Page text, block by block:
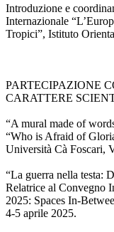
Introduzione e
Internazionale
Tropici”, Istituto
PARTECIPAZIONE
CARATTERE
“A mural made of
“Who is Afraid of
Università Cà Foscari,
“La guerra nella testa:
Relatrice al Convegno
2025: Spaces In-
4-5 aprile 2025.